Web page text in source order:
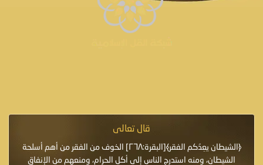
قال تعالى
﴿الشيطان يعِدُكم الفقر﴾[البقرة:٢٦٨] الخوف من الفقر من أهم أسلحة
الشيطان، ومنه استدرج الناس إلى أكل الحرام، ومنعهم من الإنفاق